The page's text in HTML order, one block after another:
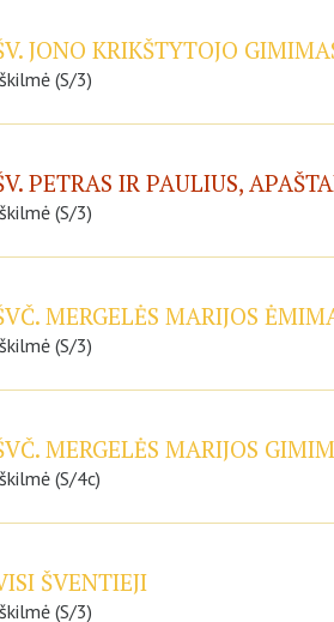
JONO KRIKŠTYTOJO
(S/3)
PETRAS IR PAULIUS,
(S/3)
MERGELĖS MARIJOS
(S/3)
MERGELĖS MARIJOS
(S/4c)
ŠVENTIEJI
(S/3)